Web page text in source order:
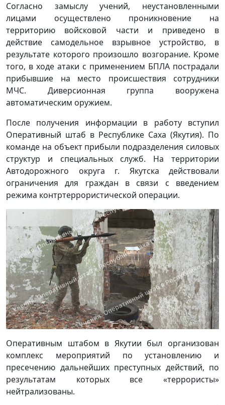
Согласно замыслу учений, неустановленными
лицами осуществлено проникновение на
территорию войсковой части и приведено в
действие самодельное взрывное устройство, в
результате которого произошло возгорание. Кроме
того, в ходе атаки с применением БПЛА пострадали
прибывшие на место происшествия сотрудники
МЧС. Диверсионная группа вооружена
автоматическим оружием.
После получения информации в работу вступил
Оперативный штаб в Республике Саха (Якутия). По
команде на объект прибыли подразделения силовых
структур и специальных служб. На территории
Автодорожного округа г. Якутска действовали
ограничения для граждан в связи с введением
режима контртеррористической операции.
Оперативным штабом в Якутии был организован
комплекс мероприятий по установлению и
пресечению дальнейших преступных действий, по
результатам которых все «террористы»
нейтрализованы.